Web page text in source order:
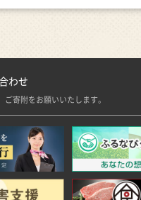
わせ
寄附をお願いいたします。